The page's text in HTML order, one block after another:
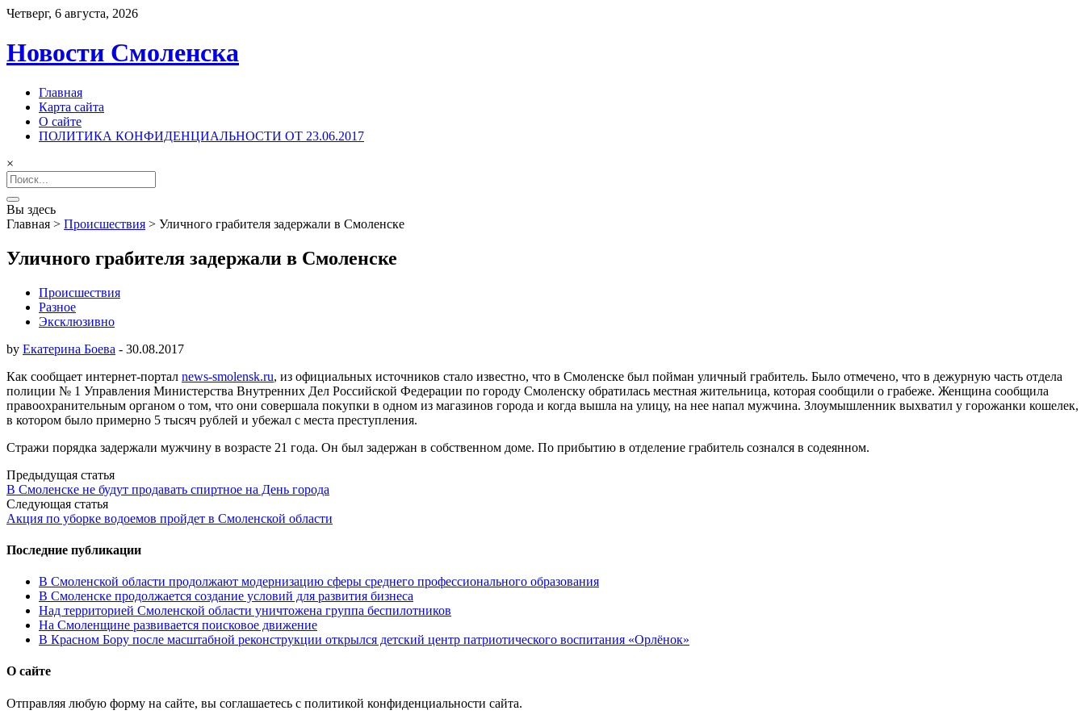
Четверг, 6 августа, 2026
Новости Смоленска
Главная
Карта сайта
О сайте
ПОЛИТИКА КОНФИДЕНЦИАЛЬНОСТИ ОТ 23.06.2017
×
Search
for:
Вы здесь
Главная > Происшествия > Уличного грабителя задержали в Смоленске
Уличного грабителя задержали в Смоленске
Происшествия
Разное
Эксклюзивно
by Екатерина Боева - 30.08.2017
Как сообщает интернет-портал news-smolensk.ru, из официальных источников стало известно, что в Смоленске был пойман уличный грабитель. Было отмечено, что в дежурную часть отдела
полиции № 1 Управления Министерства Внутренних Дел Российской Федерации по городу Смоленску обратилась местная жительница, которая сообщили о грабеже. Женщина сообщила
правоохранительным органом о том, что они совершала покупки в одном из магазинов города и когда вышла на улицу, на нее напал мужчина. Злоумышленник выхватил у горожанки кошелек,
в котором было примерно 5 тысяч рублей и убежал с места преступления.
Стражи порядка задержали мужчину в возрасте 21 года. Он был задержан в собственном доме. По прибытию в отделение грабитель сознался в содеянном.
Post
navigation
Предыдущая статья
В Смоленске не будут продавать спиртное на День города
Следующая статья
Акция по уборке водоемов пройдет в Смоленской области
Последние публикации
В Смоленской области продолжают модернизацию сферы среднего профессионального образования
В Смоленске продолжается создание условий для развития бизнеса
Над территорией Смоленской области уничтожена группа беспилотников
На Смоленщине развивается поисковое движение
В Красном Бору после масштабной реконструкции открылся детский центр патриотического воспитания «Орлёнок»
О сайте
Отправляя любую форму на сайте, вы соглашаетесь с политикой конфиденциальности сайта.